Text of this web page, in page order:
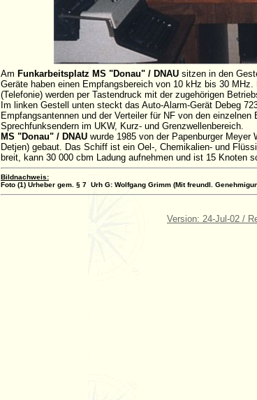
Am Funkarbeitsplatz MS "Donau" / DNAU sitzen in den
Geräte haben einen Empfangsbereich von 10 kHz bis 30
(Telefonie) werden per Tastendruck mit der zugehörigen
Im linken Gestell unten steckt das Auto-Alarm-Gerät Debeg
Empfangsantennen und der Verteiler für NF von den
Sprechfunksendern im UKW, Kurz- und Grenzwellenbereich.
MS "Donau" / DNAU wurde 1985 von der Papenburger
Detjen) gebaut. Das Schiff ist ein Oel-, Chemikalien- und
breit, kann 30 000 cbm Ladung aufnehmen und ist 15 Knoten
Bildnachweis:
Foto (1) Urheber gem. § 7 Urh G: Wolfgang Grimm (Mit freundl.
Version: 24-Jul-02 /